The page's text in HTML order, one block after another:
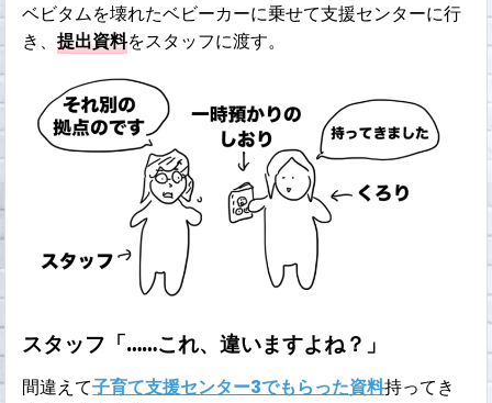
ベビタムを壊れたベビーカーに乗せて支援センターに行
き、提出資料をスタッフに渡す。
スタッフ「……これ、違いますよね？」
間違えて子育て支援センター3でもらった資料持ってき